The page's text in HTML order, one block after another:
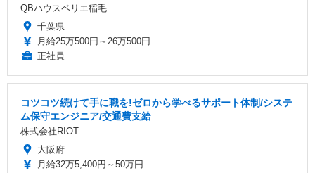
QBハウスペリエ稲毛
千葉県
月給25万500円～26万500円
正社員
コツコツ続けて手に職を!ゼロから学べるサポート体制/システ
ム保守エンジニア/交通費支給
株式会社RIOT
大阪府
月給32万5,400円～50万円